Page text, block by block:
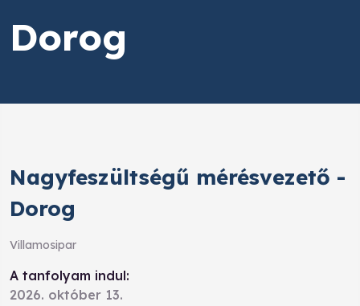
Dorog
Nagyfeszültségű mérésvezető -
Dorog
Villamosipar
A tanfolyam indul:
2026. október 13.